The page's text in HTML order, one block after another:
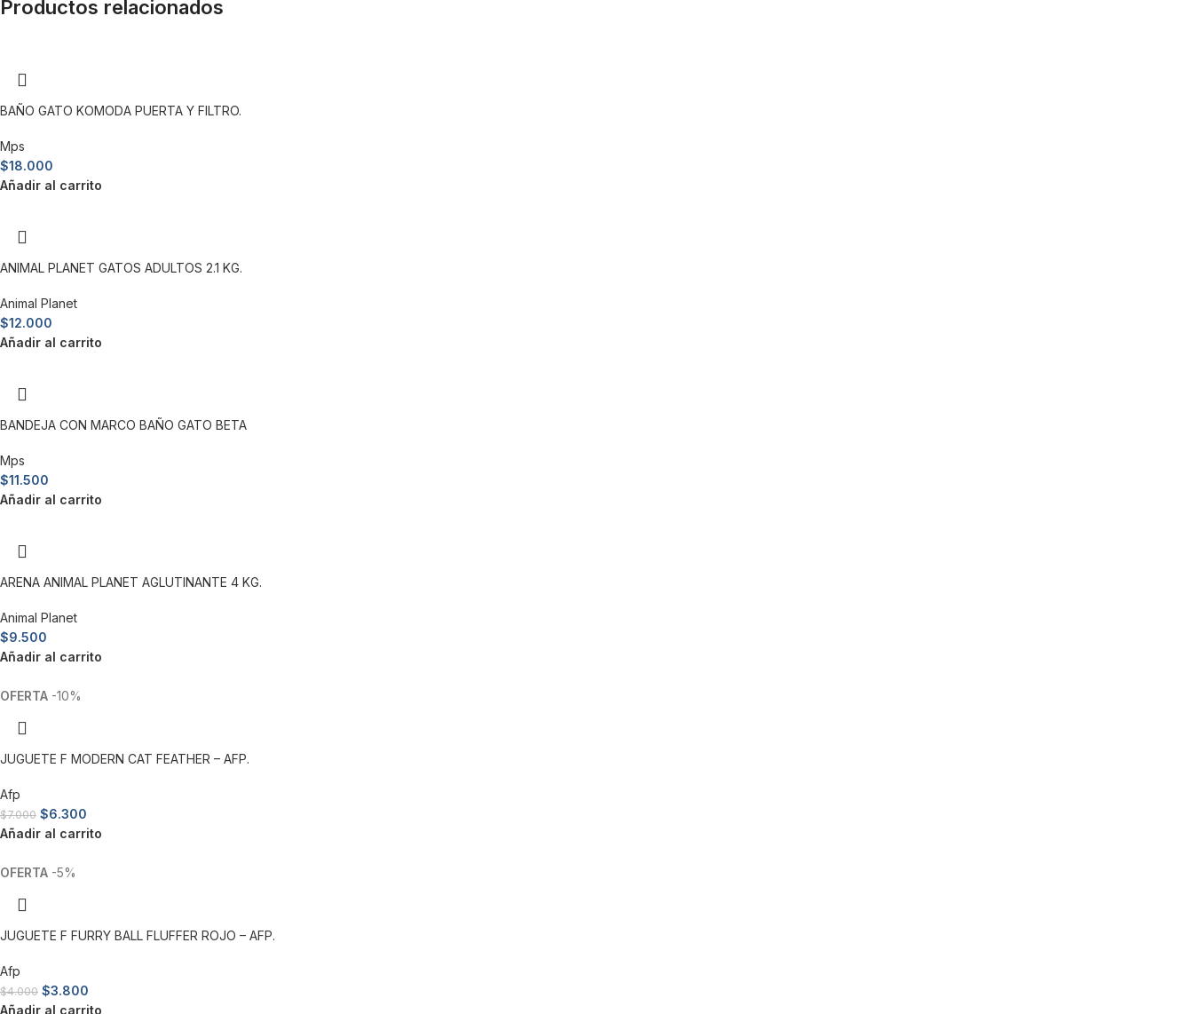
Productos relacionados
BAÑO GATO KOMODA PUERTA Y FILTRO.
Mps
$18.000
Añadir al carrito
ANIMAL PLANET GATOS ADULTOS 2.1 KG.
Animal Planet
$12.000
Añadir al carrito
BANDEJA CON MARCO BAÑO GATO BETA
Mps
$11.500
Añadir al carrito
ARENA ANIMAL PLANET AGLUTINANTE 4 KG.
Animal Planet
$9.500
Añadir al carrito
-10%
JUGUETE F MODERN CAT FEATHER – AFP.
Afp
$7.000 $6.300
Añadir al carrito
-5%
JUGUETE F FURRY BALL FLUFFER ROJO – AFP.
Afp
$4.000 $3.800
Añadir al carrito